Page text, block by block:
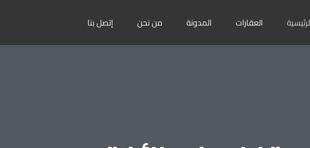
العقارات المدونة من نحن إتصل بنا